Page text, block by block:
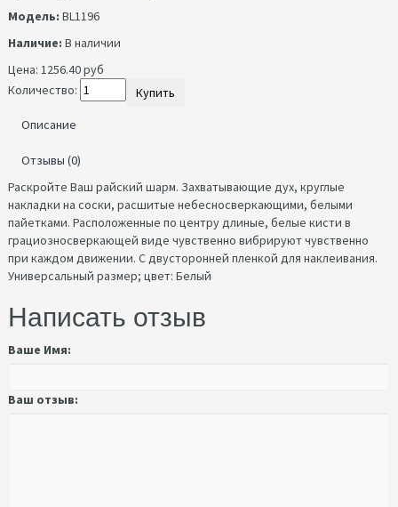
Модель: BL1196
Наличие: В наличии
Цена: 1256.40 руб
Количество:
Купить
Описание
Отзывы (0)
Раскройте Ваш райский шарм. Захватывающие дух, круглые
накладки на соски, расшитые небесносверкающими, белыми
пайетками. Расположенные по центру длиные, белые кисти в
грациозносверкающей виде чувственно вибрируют чувственно
при каждом движении. С двусторонней пленкой для наклеивания.
Универсальный размер; цвет: Белый
Написать отзыв
Ваше Имя:
Ваш отзыв: